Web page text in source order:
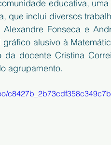
educativa,
que inclui diversos
Fonseca e
alusivo à
da docente Cristina
agrupamento.